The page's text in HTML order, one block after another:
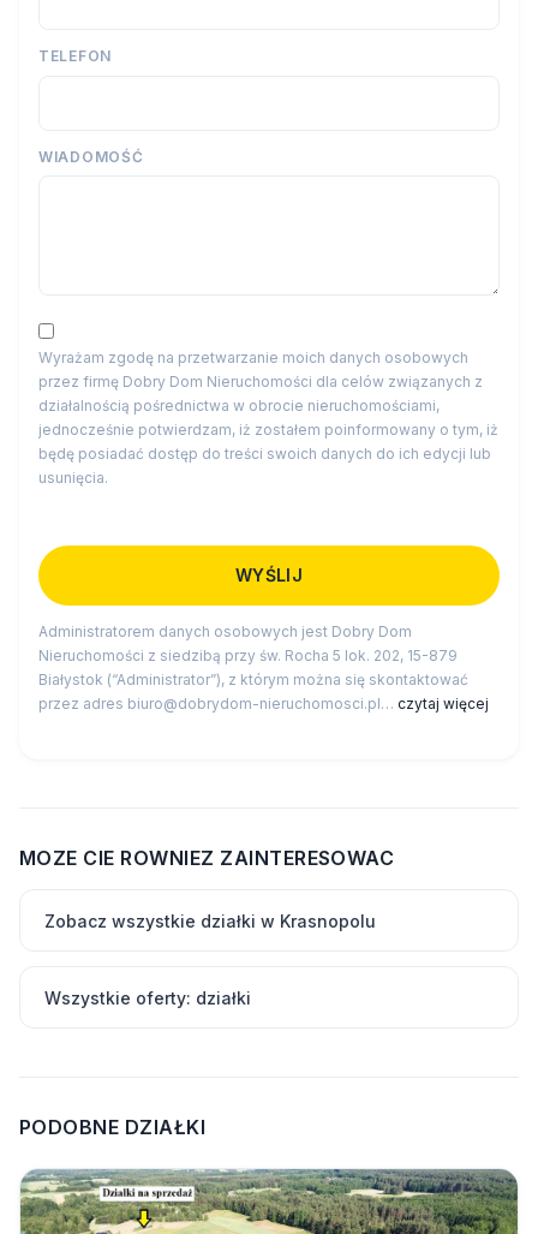
TELEFON
WIADOMOŚĆ
Wyrażam zgodę na przetwarzanie moich danych osobowych
przez firmę Dobry Dom Nieruchomości dla celów związanych z
działalnością pośrednictwa w obrocie nieruchomościami,
jednocześnie potwierdzam, iż zostałem poinformowany o tym, iż
będę posiadać dostęp do treści swoich danych do ich edycji lub
usunięcia.
Administratorem danych osobowych jest Dobry Dom
Nieruchomości z siedzibą przy św. Rocha 5 lok. 202, 15-879
Białystok (“Administrator”), z którym można się skontaktować
przez adres biuro@dobrydom-nieruchomosci.pl… czytaj więcej
MOZE CIE ROWNIEZ ZAINTERESOWAC
Zobacz wszystkie działki w Krasnopolu
Wszystkie oferty: działki
PODOBNE DZIAŁKI